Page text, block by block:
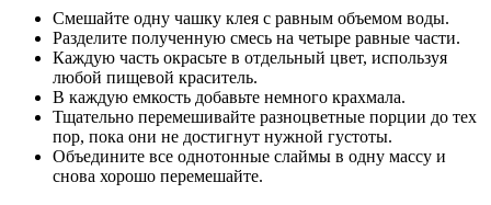
Смешайте одну чашку клея с равным объемом воды.
Разделите полученную смесь на четыре равные части.
Каждую часть окрасьте в отдельный цвет, используя
любой пищевой краситель.
В каждую емкость добавьте немного крахмала.
Тщательно перемешивайте разноцветные порции до тех
пор, пока они не достигнут нужной густоты.
Объедините все однотонные слаймы в одну массу и
снова хорошо перемешайте.